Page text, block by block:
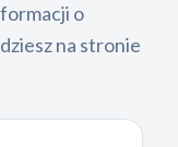
o
na stronie